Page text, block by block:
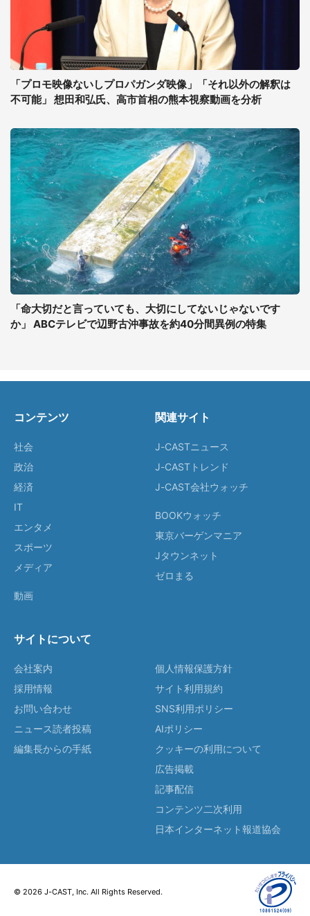
「プロモ映像ないしプロパガンダ映像」「それ以外の解釈は
不可能」 想田和弘氏、高市首相の熊本視察動画を分析
「命大切だと言っていても、大切にしてないじゃないです
か」 ABCテレビで辺野古沖事故を約40分間異例の特集
コンテンツ
社会
政治
経済
IT
エンタメ
スポーツ
メディア
動画
関連サイト
J-CASTニュース
J-CASTトレンド
J-CAST会社ウォッチ
BOOKウォッチ
東京バーゲンマニア
Jタウンネット
ゼロまる
サイトについて
会社案内
採用情報
お問い合わせ
ニュース読者投稿
編集長からの手紙
個人情報保護方針
サイト利用規約
SNS利用ポリシー
AIポリシー
クッキーの利用について
広告掲載
記事配信
コンテンツ二次利用
日本インターネット報道協会
© 2026 J-CAST, Inc. All Rights Reserved.